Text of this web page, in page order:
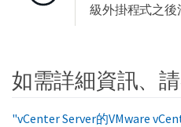
級外掛程式之後
如需詳細資訊、
"vCenter Server的VMware